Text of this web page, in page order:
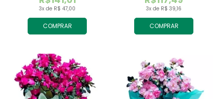
COMPRAR
3x de R$ 47,00
COMPRAR
3x de R$ 39,16